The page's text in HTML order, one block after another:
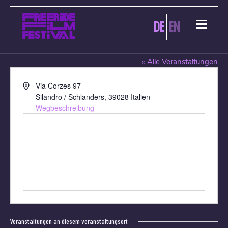
DE EN
BASIS VINSCHGAU
« Alle Veranstaltungen
AdresseVia Corzes 97
Silandro / Schlanders, 39028 Italien
Wegbeschreibung
Veranstaltungen an diesem veranstaltungsort